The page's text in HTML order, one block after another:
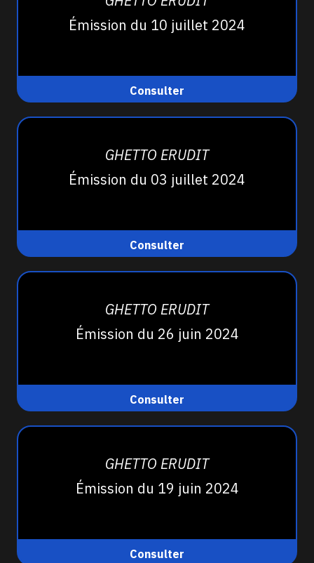
Émission du 10 juillet 2024
Consulter
GHETTO ERUDIT
Émission du 03 juillet 2024
Consulter
GHETTO ERUDIT
Émission du 26 juin 2024
Consulter
GHETTO ERUDIT
Émission du 19 juin 2024
Consulter